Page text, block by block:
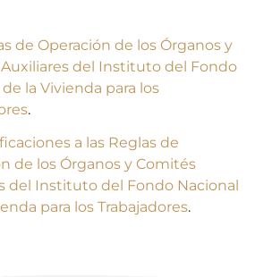
de Operación de los Órganos y
del Instituto del Fondo
la Vivienda para los
.
a las Reglas de
de los Órganos y Comités
del Instituto del Fondo Nacional
para los Trabajadores.